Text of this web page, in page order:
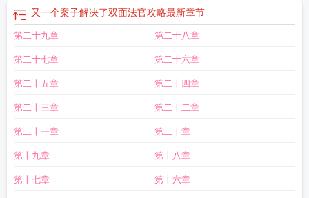
法医第五季在线观看
双面法医在线观看 双面法医2正版
面法医第一季在线
案子解决了双面法官攻略
双面法医林德塞
又一个案子解决了双面法官攻略最新章节
第二十九章 第二十八章
第二十七章 第二十六章
第二十五章 第二十四章
第二十三章 第二十二章
第二十一章 第二十章
第十九章 第十八章
第十七章 第十六章